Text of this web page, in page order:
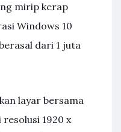
mirip kerap
Windows 10
dari 1 juta
layar bersama
1920 x